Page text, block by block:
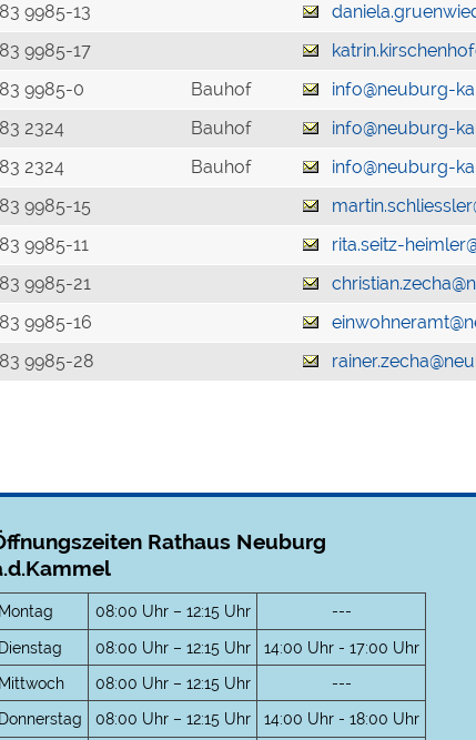
9985-13
9985-17
9985-0 Bauhof
info@neuburg-
2324 Bauhof
info@neuburg-
2324 Bauhof
info@neuburg-
9985-15
9985-11
rita.seitz-
9985-21
9985-16
9985-28
Rathaus Neuburg
Montag 08:00 Uhr – 12:15 Uhr
---
Dienstag
08:00 Uhr – 12:15 Uhr
14:00 Uhr - 17:00 Uhr
Mittwoch
08:00 Uhr – 12:15 Uhr
---
Donnerstag
08:00 Uhr – 12:15 Uhr 14:00 Uhr - 18:00 Uhr